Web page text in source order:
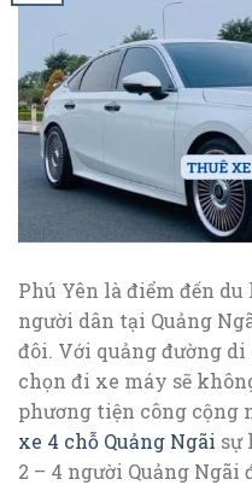
Phú Yên là điểm đến
người dân tại Quảng
đôi. Với quảng đường
chọn đi xe máy sẽ
phương tiện công cộng
xe 4 chỗ Quảng Ngãi sự
2 – 4 người Quảng Ngãi